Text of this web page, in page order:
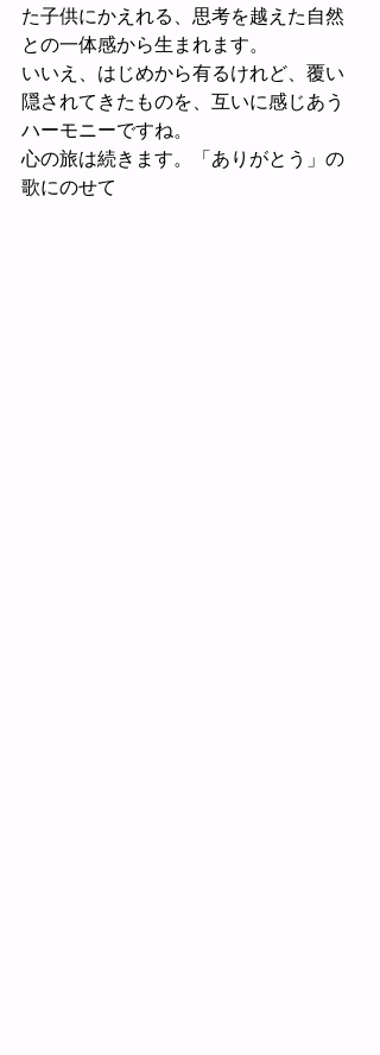
た子供にかえれる、思考を越えた自然
との一体感から生まれます。
いいえ、はじめから有るけれど、覆い
隠されてきたものを、互いに感じあう
ハーモニーですね。
心の旅は続きます。「ありがとう」の
歌にのせて